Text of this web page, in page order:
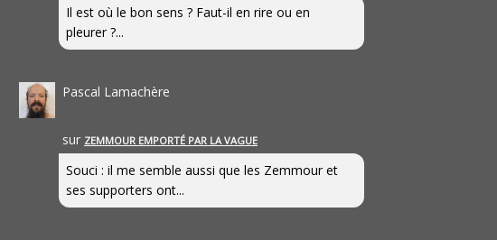
Il est où le bon sens ? Faut-il en rire ou en
pleurer ?...
Pascal Lamachère
sur ZEMMOUR EMPORTÉ PAR LA VAGUE
Souci : il me semble aussi que les Zemmour et
ses supporters ont...